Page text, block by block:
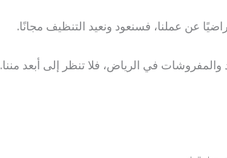
في الرياض، فلا تنظر إلى أبعد مننا.